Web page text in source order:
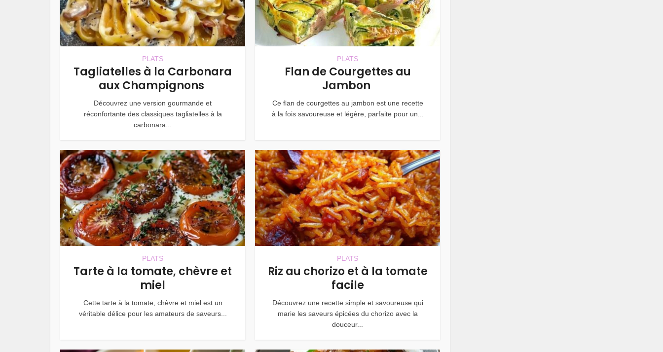
PLATS
Tagliatelles à la Carbonara
aux Champignons
Découvrez une version gourmande et
réconfortante des classiques tagliatelles à la
carbonara...
PLATS
Flan de Courgettes au
Jambon
Ce flan de courgettes au jambon est une recette
à la fois savoureuse et légère, parfaite pour un...
PLATS
Tarte à la tomate, chèvre et
miel
Cette tarte à la tomate, chèvre et miel est un
véritable délice pour les amateurs de saveurs...
PLATS
Riz au chorizo et à la tomate
facile
Découvrez une recette simple et savoureuse qui
marie les saveurs épicées du chorizo avec la
douceur...